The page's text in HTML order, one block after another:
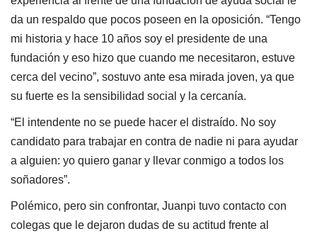
da un respaldo que pocos poseen en la oposición. “Tengo
mi historia y hace 10 años soy el presidente de una
fundación y eso hizo que cuando me necesitaron, estuve
cerca del vecino”, sostuvo ante esa mirada joven, ya que
su fuerte es la sensibilidad social y la cercanía.
“El intendente no se puede hacer el distraído. No soy
candidato para trabajar en contra de nadie ni para ayudar
a alguien: yo quiero ganar y llevar conmigo a todos los
soñadores”.
Polémico, pero sin confrontar, Juanpi tuvo contacto con
colegas que le dejaron dudas de su actitud frente al